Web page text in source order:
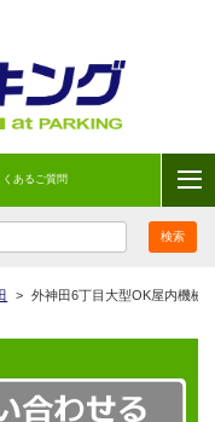
くあるご質問
> 外神田6丁目大型OK屋内機械